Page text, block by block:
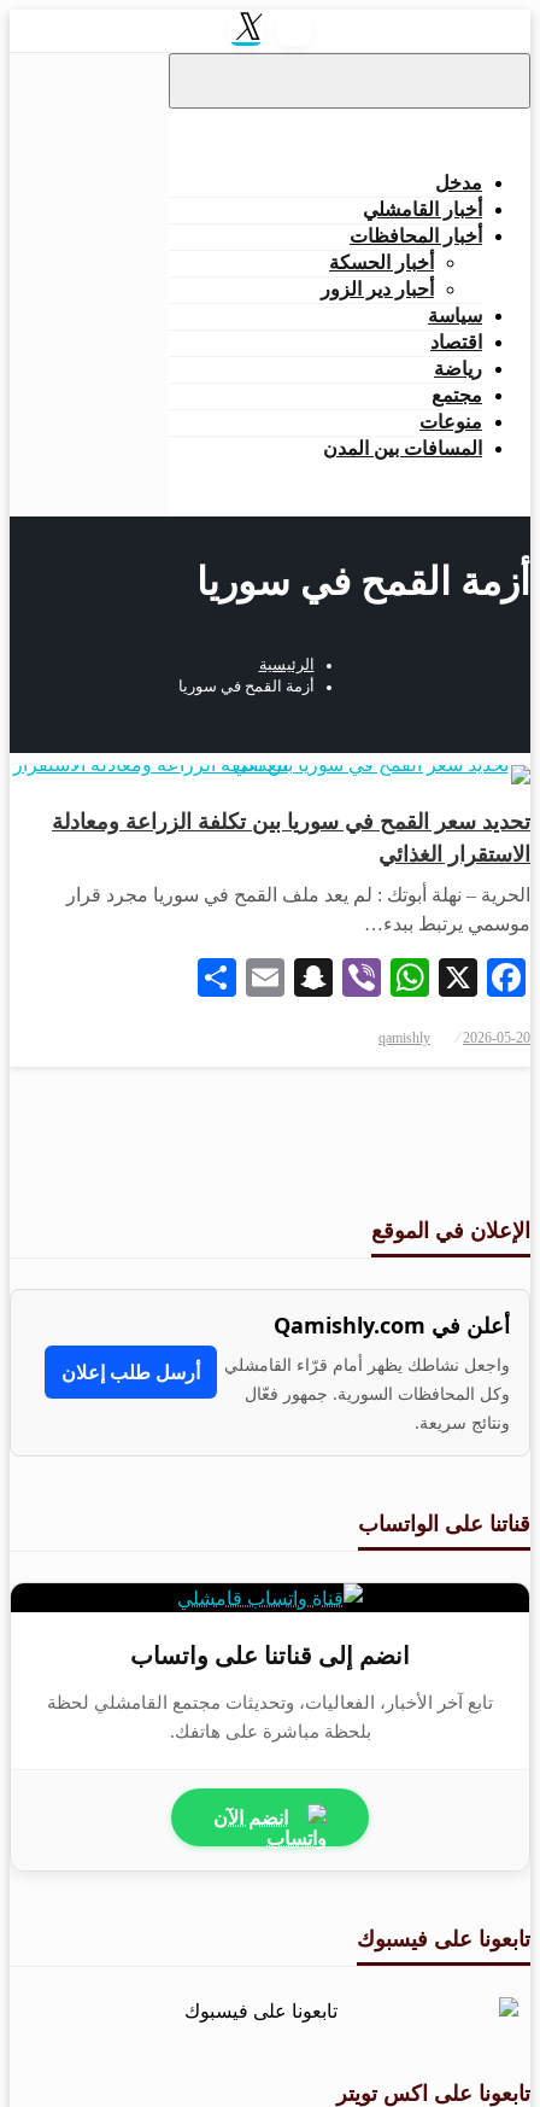
مدخل
أخبار القامشلي
أخبار المحافظات
أخبار الحسكة
أحبار دير الزور
سياسة
اقتصاد
رياضة
مجتمع
منوعات
المسافات بين المدن
أزمة القمح في سوريا
الرئيسية
أزمة القمح في سوريا
أخبار المحافظات
تحديد سعر القمح في سوريا بين تكلفة الزراعة ومعادلة
الاستقرار الغذائي
الحرية – نهلة أبوتك : لم يعد ملف القمح في سوريا مجرد قرار
موسمي يرتبط ببدء…
Facebook
X
WhatsApp
Viber
Snapchat
Email
2026-05-20
qamishly
الإعلان في الموقع
أعلن في Qamishly.com
واجعل نشاطك يظهر أمام قرّاء القامشلي
وكل المحافظات السورية. جمهور فعّال
ونتائج سريعة.
أرسل طلب إعلان
قناتنا على الواتساب
انضم إلى قناتنا على واتساب
تابع آخر الأخبار، الفعاليات، وتحديثات مجتمع القامشلي لحظة
بلحظة مباشرة على هاتفك.
انضم الآن
تابعونا على فيسبوك
تابعونا على اكس تويتر